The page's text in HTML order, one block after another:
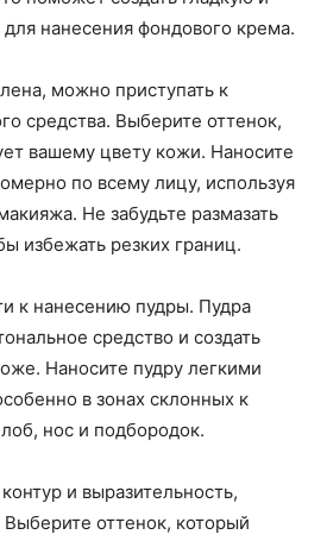
нанесения фондового крема.
можно приступать к
средства. Выберите оттенок,
вашему цвету кожи. Наносите
по всему лицу, используя
Не забудьте размазать
избежать резких границ.
к нанесению пудры. Пудра
средство и создать
Наносите пудру легкими
в зонах склонных к
нос и подбородок.
и выразительность,
Выберите оттенок, который